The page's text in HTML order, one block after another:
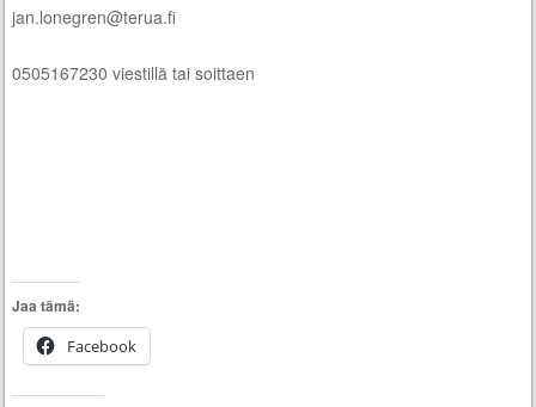
jan.lonegren@terua.fi
0505167230 viestillä tai soittaen
Jaa tämä:
Facebook